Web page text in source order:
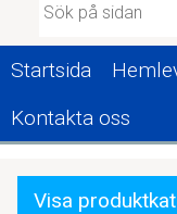
Startsida
Kontakta oss
Visa